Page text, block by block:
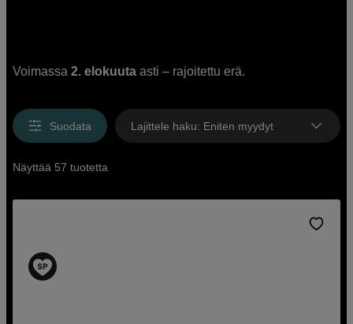
Voimassa2. elokuuta asti – rajoitettu erä.
Suodata Lajittele haku: Eniten myydyt
Näyttää 57 tuotetta